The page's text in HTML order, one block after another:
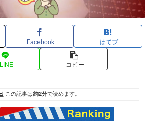
Facebook はてブ
LINE コピー
この記事は約2分で読めます。